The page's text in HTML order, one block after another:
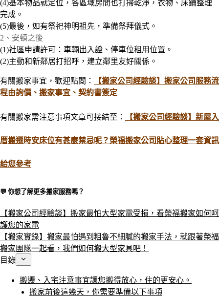
(4)基本物品就定位，各區域房間也打掃乾淨，衣物、床鋪整理
完成 。
(5)最後，如有祭祀神明祖先，準備祭拜儀式。
2、安頓之後
(1)社區申請許可：車輛出入證、停車位租用位置。
(2)主動和新鄰居打招呼，建立鄰里友好關係。
有關搬家事宜，歡迎點閲：
【搬家公司經驗談】搬家公司服務流
程由詢價、搬家事宜、契約書簽定
有關搬家需注意事項文章可接結至 ： 【搬家公司經驗談】新屋入
厝搬遷時安床位有甚麼禁忌呢？榮福搬家公司貼心整理一套資訊
給您參考
💬 你想了解更多搬家服務嗎？​
【搬家公司經驗談】搬家最怕大型家電受損，看榮福搬家如何呵
護您的家電
【搬家實錄】搬家最怕遇到粗魯不細膩的搬家手法，就跟著榮福
搬家團隊一起看，我們如何搬大型家具吧！
目錄
搬遷、入宅注意事宜讓您搬得放心，住的更安心。
搬家前後這幾天，你需要準備以下事項